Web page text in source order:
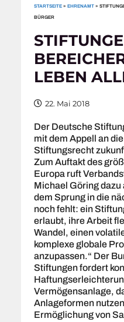
STARTSEITE »EHRENAMT »
BÜRGER
LEBEN
22. Mai 2018
Der Deutsche
mit dem Appell an
Stiftungsrecht
Zum Auftakt des
Europa ruft
Michael Göring dazu
dem Sprung in die
noch fehlt: ein
erlaubt, ihre Arbeit
Wandel, einen
komplexe globale
anzupassen.“ Der
Stiftungen fordert
Vermögensanlage,
Anlageformen
Ermöglichung von